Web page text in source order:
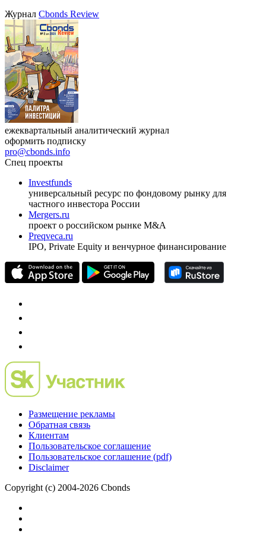
Журнал Cbonds Review
ежеквартальный аналитический журнал
оформить подписку
pro@cbonds.info
Спец проекты
Investfunds
универсальный ресурс по фондовому рынку для
частного инвестора России
Mergers.ru
проект о российском рынке M&A
Preqveca.ru
IPO, Private Equity и венчурное финансирование
Размещение рекламы
Обратная связь
Клиентам
Пользовательское соглашение
Пользовательское соглашение (pdf)
Disclaimer
Copyright (c) 2004-2026 Cbonds